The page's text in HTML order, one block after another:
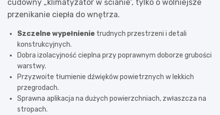
cudowny „klimatyzator w ścianie”, tylko o wolniejsze
przenikanie ciepła do wnętrza.
Szczelne wypełnienie trudnych przestrzeni i detali
konstrukcyjnych.
Dobra izolacyjność cieplna przy poprawnym doborze grubości
warstwy.
Przyzwoite tłumienie dźwięków powietrznych w lekkich
przegrodach.
Sprawna aplikacja na dużych powierzchniach, zwłaszcza na
stropach.